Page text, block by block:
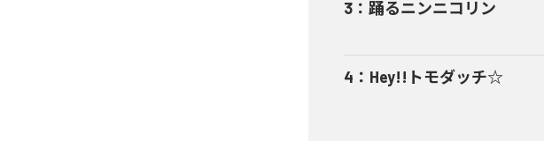
3 ： 踊るニンニコリン
4 ： Hey!!トモダッチ☆